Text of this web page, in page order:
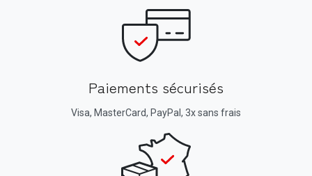
Paiements sécurisés
Visa, MasterCard, PayPal, 3x sans frais